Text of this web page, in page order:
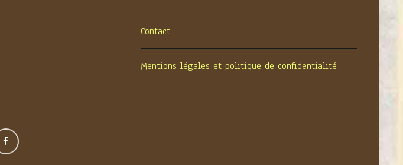
Contact
Mentions légales et politique de confidentialité